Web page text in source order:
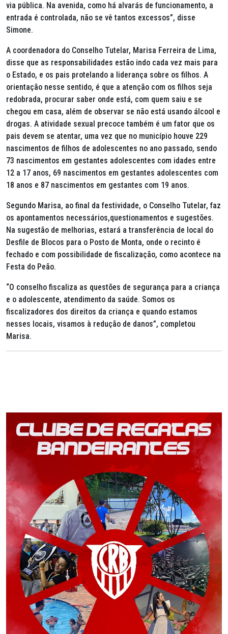
via pública. Na avenida, como há alvarás de funcionamento, a
entrada é controlada, não se vê tantos excessos”, disse
Simone.
A coordenadora do Conselho Tutelar, Marisa Ferreira de Lima,
disse que as responsabilidades estão indo cada vez mais para
o Estado, e os pais protelando a liderança sobre os filhos. A
orientação nesse sentido, é que a atenção com os filhos seja
redobrada, procurar saber onde está, com quem saiu e se
chegou em casa, além de observar se não está usando álcool e
drogas. A atividade sexual precoce também é um fator que os
pais devem se atentar, uma vez que no município houve 229
nascimentos de filhos de adolescentes no ano passado, sendo
73 nascimentos em gestantes adolescentes com idades entre
12 a 17 anos, 69 nascimentos em gestantes adolescentes com
18 anos e 87 nascimentos em gestantes com 19 anos.
Segundo Marisa, ao final da festividade, o Conselho Tutelar, faz
os apontamentos necessários,questionamentos e sugestões.
Na sugestão de melhorias, estará a transferência de local do
Desfile de Blocos para o Posto de Monta, onde o recinto é
fechado e com possibilidade de fiscalização, como acontece na
Festa do Peão.
“O conselho fiscaliza as questões de segurança para a criança
e o adolescente, atendimento da saúde. Somos os
fiscalizadores dos direitos da criança e quando estamos
nesses locais, visamos à redução de danos”, completou
Marisa.